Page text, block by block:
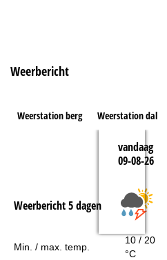
Weerbericht
Weerstation berg Weerstation dal
vandaag
09-08-26
Weerbericht 5 dagen
Min. / max. temp.
10 / 20
°C